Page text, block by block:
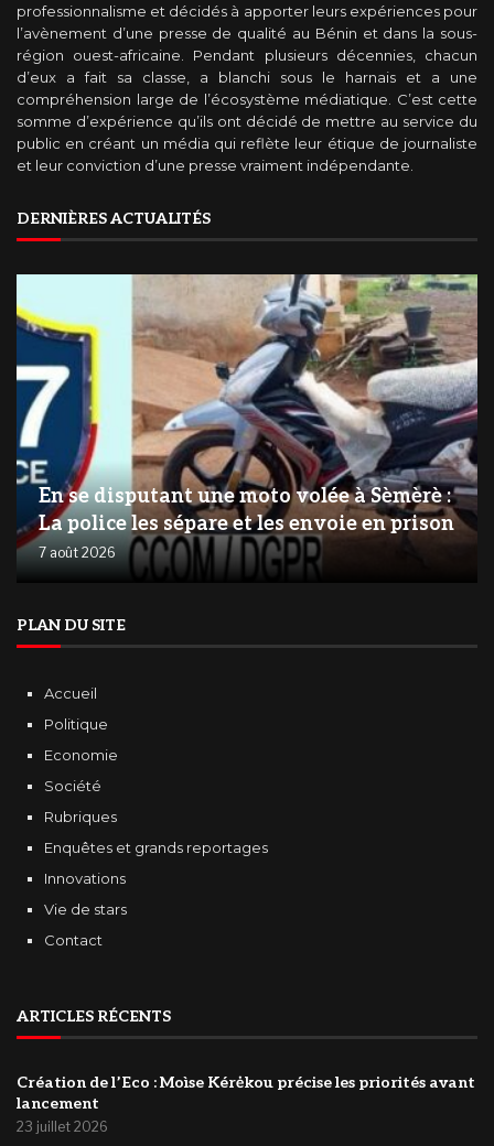
professionnalisme et décidés à apporter leurs expériences pour
l’avènement d’une presse de qualité au Bénin et dans la sous-
région ouest-africaine. Pendant plusieurs décennies, chacun
d’eux a fait sa classe, a blanchi sous le harnais et a une
compréhension large de l’écosystème médiatique. C’est cette
somme d’expérience qu’ils ont décidé de mettre au service du
public en créant un média qui reflète leur étique de journaliste
et leur conviction d’une presse vraiment indépendante.
DERNIÈRES ACTUALITÉS
En se disputant une moto volée à Sèmèrè :
La police les sépare et les envoie en prison
7 août 2026
PLAN DU SITE
Accueil
Politique
Economie
Société
Rubriques
Enquêtes et grands reportages
Innovations
Vie de stars
Contact
ARTICLES RÉCENTS
Création de l’Eco : Moìse Kérėkou précise les priorités avant
lancement
23 juillet 2026